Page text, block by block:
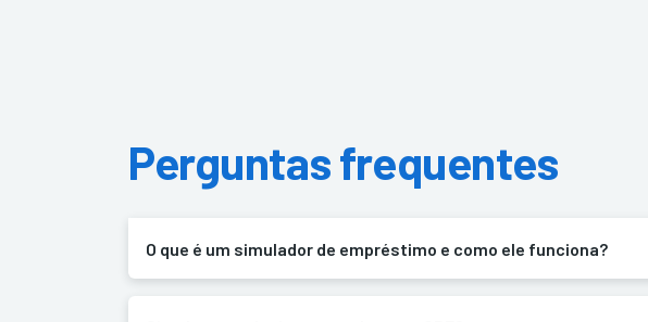
Perguntas frequentes
O que é um simulador de empréstimo e como ele funciona?